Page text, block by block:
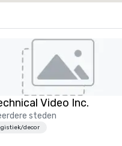
Video Inc.
steden
decor